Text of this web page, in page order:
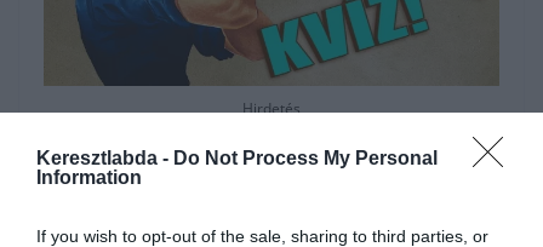
Keresztlabda - Do Not Process My Personal
Information
If you wish to opt-out of the sale, sharing to third parties, or
Hirdetés